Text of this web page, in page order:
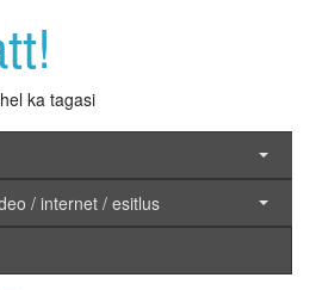
ka tagasi
/ internet / esitlus